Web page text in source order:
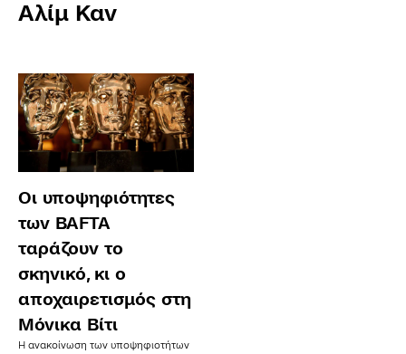
Αλίμ Καν
Οι υποψηφιότητες
των BAFTA
ταράζουν το
σκηνικό, κι ο
αποχαιρετισμός στη
Μόνικα Βίτι
Η ανακοίνωση των υποψηφιοτήτων